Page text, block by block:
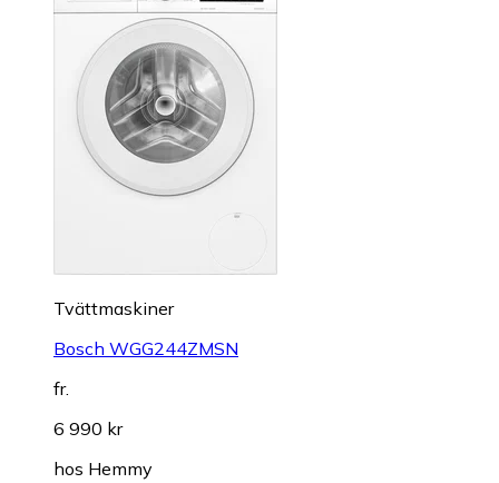
Tvättmaskiner
Bosch WGG244ZMSN
fr.
6 990 kr
hos Hemmy